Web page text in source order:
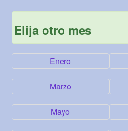
Elija otro mes
Enero
Marzo
Mayo